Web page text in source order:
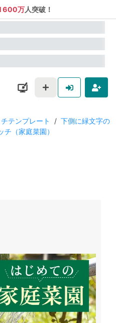
万人突破！
テンプレート / 下側に緑文字の
（家庭菜園）